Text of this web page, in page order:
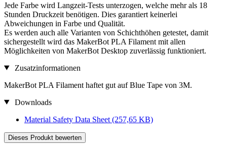
Jede Farbe wird Langzeit-Tests unterzogen, welche mehr als 18
Stunden Druckzeit benötigen. Dies garantiert keinerlei
Abweichungen in Farbe und Qualität.
Es werden auch alle Varianten von Schichthöhen getestet, damit
sichergestellt wird das MakerBot PLA Filament mit allen
Möglichkeiten von MakerBot Desktop zuverlässig funktioniert.
Zusatzinformationen
MakerBot PLA Filament haftet gut auf Blue Tape von 3M.
Downloads
Material Safety Data Sheet (257,65 KB)
Dieses Produkt bewerten